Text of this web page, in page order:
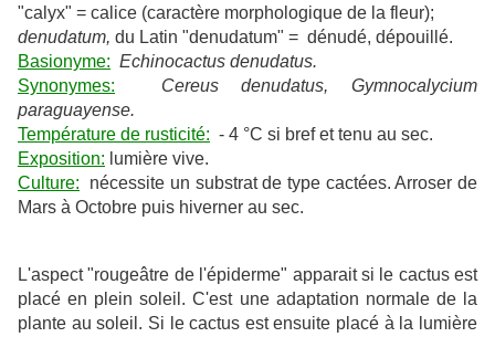
"calyx" = calice (caractère morphologique de la fleur);
denudatum, du Latin "denudatum" = dénudé, dépouillé.
Basionyme: Echinocactus denudatus.
Synonymes:
Cereus denudatus, Gymnocalycium
paraguayense.
Température de rusticité: - 4 °C si bref et tenu au sec.
Exposition: lumière vive.
Culture: nécessite un substrat de type cactées. Arroser de
Mars à Octobre puis hiverner au sec.
L'aspect "rougeâtre de l'épiderme" apparait si le cactus est
placé en plein soleil. C'est une adaptation normale de la
plante au soleil. Si le cactus est ensuite placé à la lumière